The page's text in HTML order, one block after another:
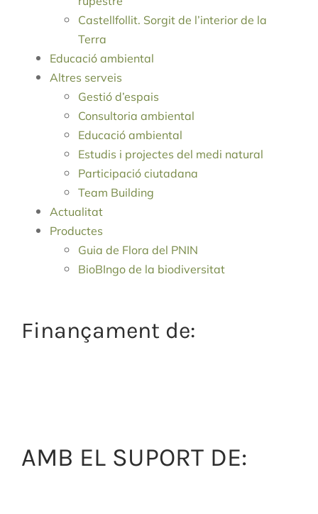
Castellfollit. Sorgit de l’interior de la
Terra
Educació ambiental
Altres serveis
Gestió d’espais
Consultoria ambiental
Educació ambiental
Estudis i projectes del medi natural
Participació ciutadana
Team Building
Actualitat
Productes
Guia de Flora del PNIN
BioBIngo de la biodiversitat
Finançament de:
AMB EL SUPORT DE: